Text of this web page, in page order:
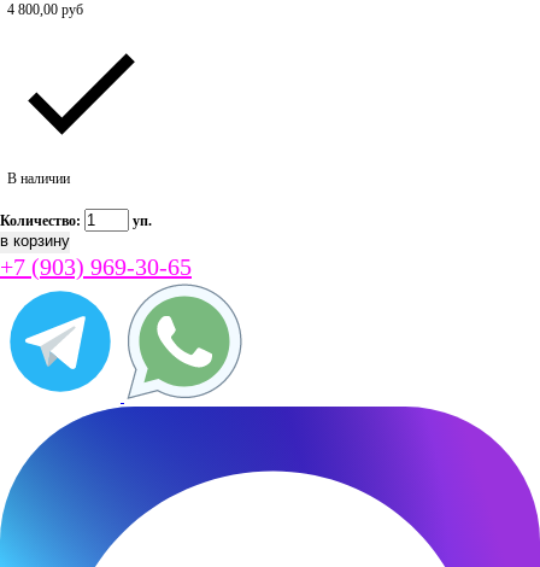
4 800,00 руб
В наличии
Количество: уп.
+7 (903) 969-30-65